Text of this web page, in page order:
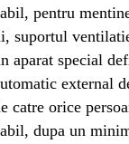
pentru
suportul
aparat special
external
catre orice
dupa un